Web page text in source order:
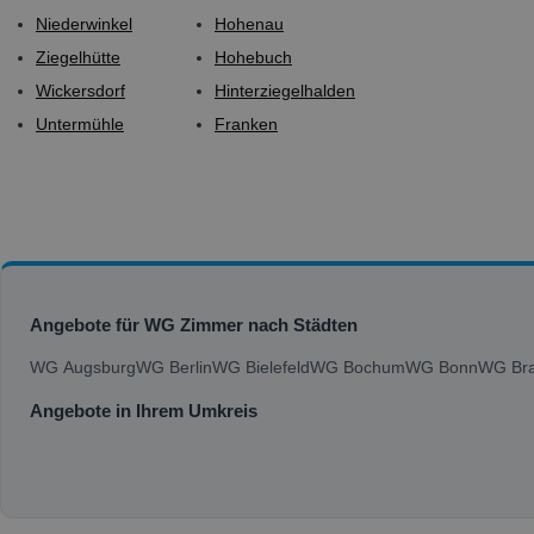
Niederwinkel
Ziegelhütte
Wickersdorf
Untermühle
Hohenau
Hohebuch
Hinterziegelhalden
Franken
Angebote für WG Zimmer nach Städten
WG AugsburgWG BerlinWG BielefeldWG BochumWG BonnWG
Angebote in Ihrem Umkreis